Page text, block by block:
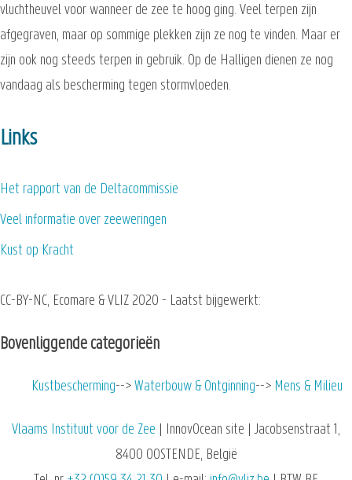
vluchtheuvel voor wanneer de zee te hoog ging. Veel terpen zijn
afgegraven, maar op sommige plekken zijn ze nog te vinden. Maar er
zijn ook nog steeds terpen in gebruik. Op de Halligen dienen ze nog
vandaag als bescherming tegen stormvloeden.
Links
Het rapport van de Deltacommissie
Veel informatie over zeeweringen
Kust op Kracht
CC-BY-NC, Ecomare & VLIZ 2020 - Laatst bijgewerkt:
Bovenliggende categorieën
Kustbescherming Waterbouw & Ontginning Mens & Milieu
Vlaams Instituut voor de Zee | InnovOcean site | Jacobsenstraat 1,
8400 OOSTENDE, België